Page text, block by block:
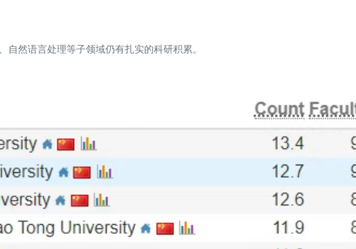
然语言处理等子领域仍有扎实的科研积累。